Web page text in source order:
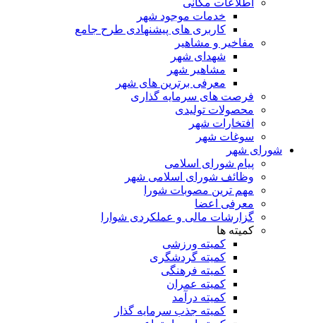
اطلاعات مکانی
خدمات موجود شهر
کاربری های پیشنهادی طرح جامع
مفاخیر و مشاهیر
شهدای شهر
مشاهیر شهر
معرفی برترین های شهر
فرصت های سرمایه گذاری
محصولات تولیدی
افتخارات شهر
سوغات شهر
شورای شهر
پیام شورای اسلامی
وظائف شورای اسلامی شهر
مهم ترین مصوبات شورا
معرفی اعضا
گزارشات مالی و عملکردی شوارا
کمیته ها
کمیته ورزشی
کمیته گردشگری
کمیته فرهنگی
کمیته عمران
کمیته درآمد
کمیته جذب سرمایه گذار